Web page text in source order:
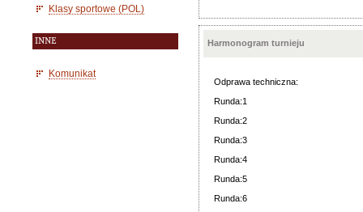
Klasy sportowe (POL)
INNE
Komunikat
Harmonogram turnieju
Odprawa techniczna:
Runda:1
Runda:2
Runda:3
Runda:4
Runda:5
Runda:6